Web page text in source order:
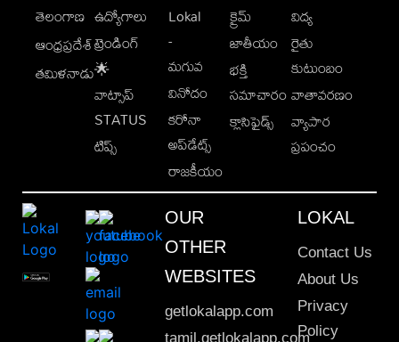
తెలంగాణ
ఆంధ్రప్రదేశ్
తమిళనాడు
ఉద్యోగాలు
ట్రెండింగ్
🌟
వాట్సాప్
STATUS
టిప్స్
Lokal
-
మగువ
వినోదం
కరోనా
అప్‌డేట్స్
రాజకీయం
క్రైమ్
జాతీయం
భక్తి
సమాచారం
క్లాసిఫైడ్స్
విద్య
రైతు
కుటుంబం
వాతావరణం
వ్యాపార
ప్రపంచం
OUR
OTHER
WEBSITES
getlokalapp.com
tamil.getlokalapp.com
LOKAL
Contact Us
About Us
Privacy
Policy